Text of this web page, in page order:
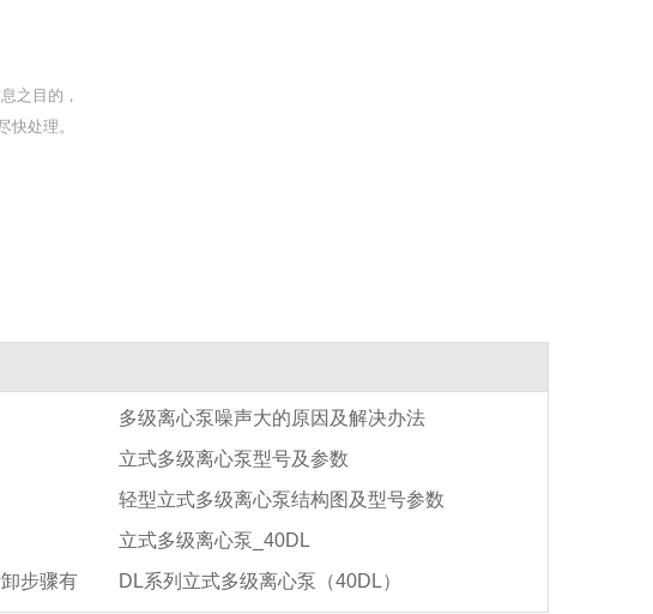
之目的，
处理。
多级离心泵噪声大的原因及解决办法
立式多级离心泵型号及参数
轻型立式多级离心泵结构图及型号参数
立式多级离心泵_40DL
步骤有 DL系列立式多级离心泵（40DL）